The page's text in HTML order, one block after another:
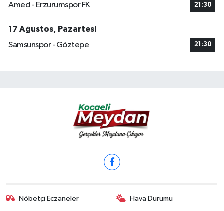
Amed - Erzurumspor FK 21:30
17 Ağustos, Pazartesi
Samsunspor - Göztepe
21:30
Nöbetçi Eczaneler Hava Durumu